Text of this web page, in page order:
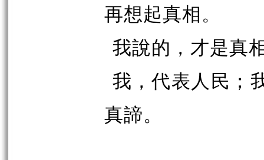
再想起真相。
我說的，才是真
我，代表人民；
真諦。